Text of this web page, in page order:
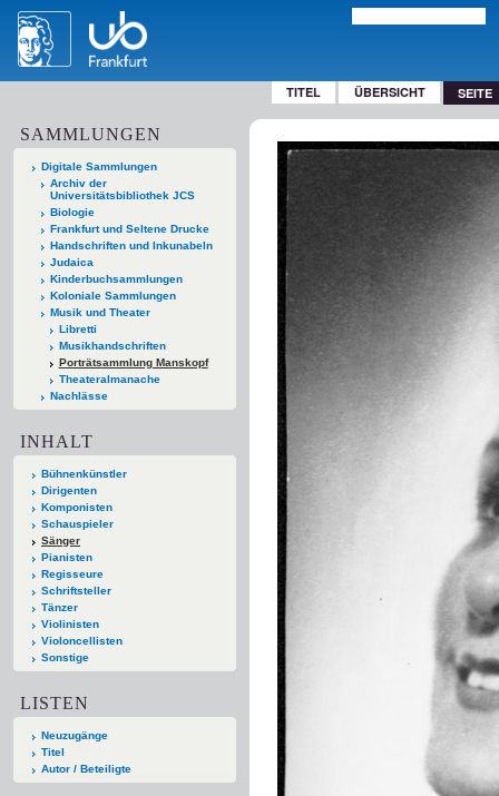
TITEL ÜBERSICHT SEITE
SAMMLUNGEN
Digitale Sammlungen
Archiv der
Universitätsbibliothek JCS
Biologie
Frankfurt und Seltene Drucke
Handschriften und Inkunabeln
Judaica
Kinderbuchsammlungen
Koloniale Sammlungen
Musik und Theater
Libretti
Musikhandschriften
Porträtsammlung Manskopf
Theateralmanache
Nachlässe
INHALT
Bühnenkünstler
Dirigenten
Komponisten
Schauspieler
Sänger
Pianisten
Regisseure
Schriftsteller
Tänzer
Violinisten
Violoncellisten
Sonstige
LISTEN
Neuzugänge
Titel
Autor / Beteiligte